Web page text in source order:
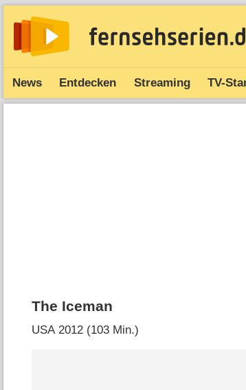
News Entdecken Streaming TV-
The Iceman
USA2012 (103 Min.)